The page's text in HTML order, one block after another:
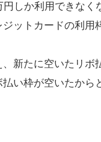
円しか利用できな
ジットカードの利用
、新たに空いたリボ
い枠が空いたから